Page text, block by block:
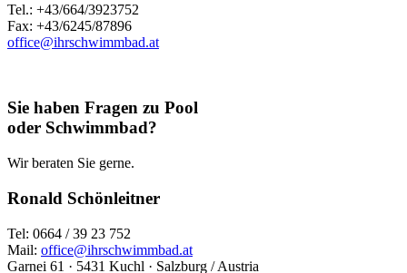
Tel.: +43/664/3923752
Fax: +43/6245/87896
office@ihrschwimmbad.at
Sie haben Fragen zu Pool
oder Schwimmbad?
Wir beraten Sie gerne.
Ronald Schönleitner
Tel: 0664 / 39 23 752
Mail: office@ihrschwimmbad.at
Garnei 61 · 5431 Kuchl · Salzburg / Austria